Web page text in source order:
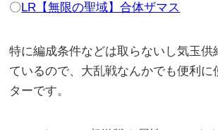
〇 LR【無限の聖域】合体ザマス
特に編成条件などは取らないし気玉供
ているので、大乱戦なんかでも便利に
ターです。